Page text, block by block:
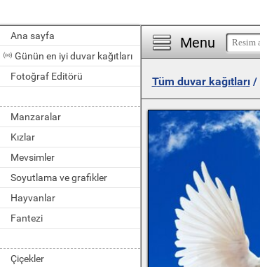
Ana sayfa
Günün en iyi duvar kağıtları
Fotoğraf Editörü
Manzaralar
Kızlar
Mevsimler
Soyutlama ve grafikler
Hayvanlar
Fantezi
Çiçekler
Menu
Tüm duvar kağıtları/